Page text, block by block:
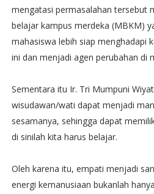
mengatasi permasalahan tersebut
belajar kampus merdeka (MBKM)
mahasiswa lebih siap menghadapi
ini dan menjadi agen perubahan di
Sementara itu Ir. Tri Mumpuni
wisudawan/wati dapat menjadi
sesamanya, sehingga dapat
di sinilah kita harus belajar.
Oleh karena itu, empati menjadi
energi kemanusiaan bukanlah